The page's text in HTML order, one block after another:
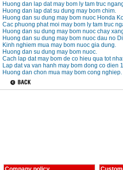
Huong dan lap dat may bom ly tam truc
Huong dan lap dat su dung may bom chim.
Huong dan su dung may bom nuoc Honda
Cac phuong phat moi may bom ly tam truc
Huong dan su dung may bom nuoc chay
Huong dan su dung may bom nuoc dau no
Kinh nghiem mua may bom nuoc gia dung.
Huong dan su dung may bom nuoc.
Cach lap dat may bom de co hieu qua tot
Lap dat va van hanh may bom dong co dien
Huong dan chon mua may bom cong nghiep.